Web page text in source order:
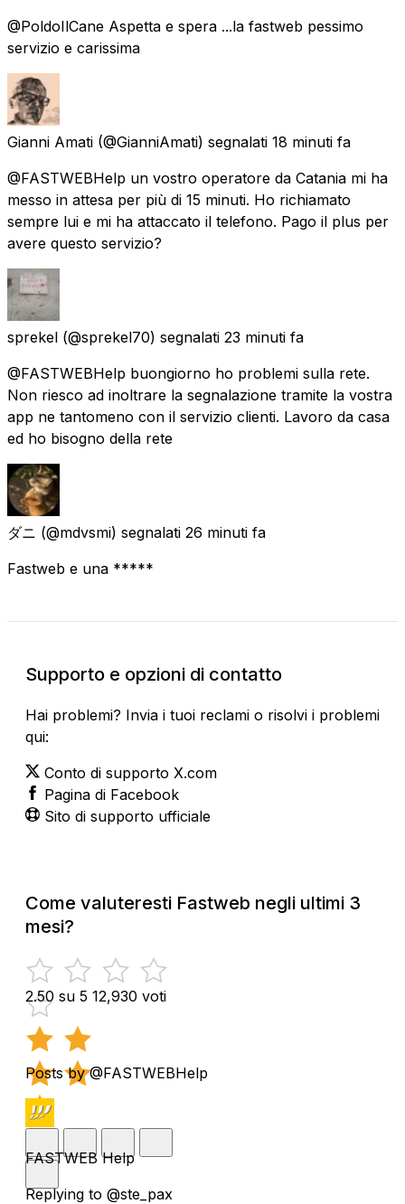
@PoldoIlCane Aspetta e spera ...la fastweb pessimo
servizio e carissima
Gianni Amati (@GianniAmati) segnalati 18 minuti fa
@FASTWEBHelp un vostro operatore da Catania mi ha
messo in attesa per più di 15 minuti. Ho richiamato
sempre lui e mi ha attaccato il telefono. Pago il plus per
avere questo servizio?
sprekel (@sprekel70) segnalati 23 minuti fa
@FASTWEBHelp buongiorno ho problemi sulla rete.
Non riesco ad inoltrare la segnalazione tramite la vostra
app ne tantomeno con il servizio clienti. Lavoro da casa
ed ho bisogno della rete
ダニ (@mdvsmi) segnalati 26 minuti fa
Fastweb e una *****
Supporto e opzioni di contatto
Hai problemi? Invia i tuoi reclami o risolvi i problemi
qui:
Conto di supporto X.com
Pagina di Facebook
Sito di supporto ufficiale
Come valuteresti Fastweb negli ultimi 3
mesi?
2.50 su 5 12,930 voti
Posts by @FASTWEBHelp
FASTWEB Help
Replying to @ste_pax